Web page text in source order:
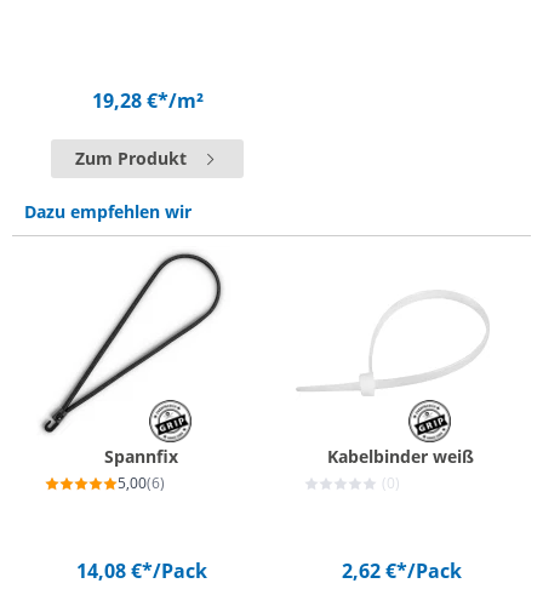
19,28 €*/m²
Zum Produkt
Dazu empfehlen wir
Spannfix
5,00(6)
14,08 €*/Pack
Kabelbinder weiß
(0)
2,62 €*/Pack